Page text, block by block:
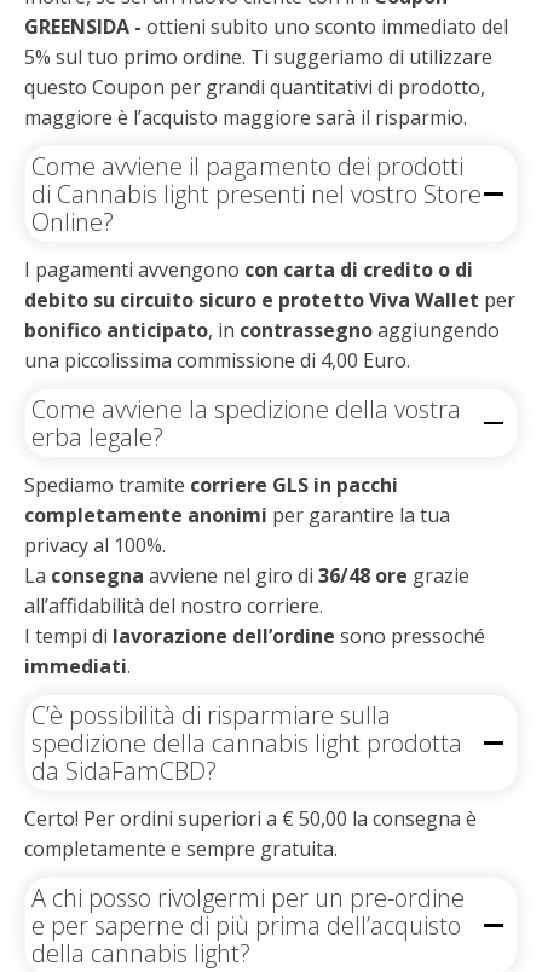
GREENSIDA - ottieni subito uno sconto immediato del
5% sul tuo primo ordine. Ti suggeriamo di utilizzare
questo Coupon per grandi quantitativi di prodotto,
maggiore è l’acquisto maggiore sarà il risparmio.
Come avviene il pagamento dei prodotti
di Cannabis light presenti nel vostro Store
Online?
I pagamenti avvengono con carta di credito o di
debito su circuito sicuro e protetto Viva Wallet per
bonifico anticipato, in contrassegnoaggiungendo
una piccolissima commissione di 4,00 Euro.
Come avviene la spedizione della vostra
erba legale?
Spediamo tramite corriere GLS in pacchi
completamente anonimi per garantire la tua
privacy al 100%.
La consegna avviene nel giro di 36/48 ore grazie
all’affidabilità del nostro corriere.
I tempi di lavorazione dell’ordine sono pressoché
immediati.
C’è possibilità di risparmiare sulla
spedizione della cannabis light prodotta
da SidaFamCBD?
Certo! Per ordini superiori a € 50,00 la consegna è
completamente e sempre gratuita.
A chi posso rivolgermi per un pre-ordine
e per saperne di più prima dell’acquisto
della cannabis light?